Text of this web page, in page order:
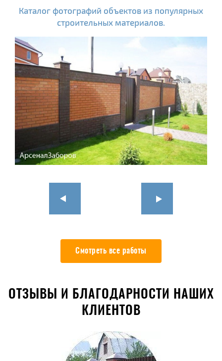
Каталог фотографий объектов из популярных
строительных материалов.
Смотреть все работы
ОТЗЫВЫ И БЛАГОДАРНОСТИ НАШИХ
КЛИЕНТОВ